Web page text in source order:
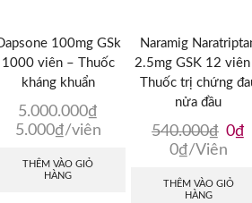
Dapsone 100mg GSk
1000 viên – Thuốc
kháng khuẩn
5.000.000₫
5.000₫/viên
THÊM VÀO GIỎ
HÀNG
Naramig
2.5mg GSK 12
Thuốc trị chứng
nửa đầu
540.000₫ Giá
gốc
0₫
0₫/Viên
THÊM VÀO GIỎ
HÀNG